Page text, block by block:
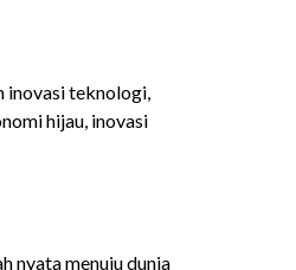
inovasi teknologi,
hijau, inovasi
nyata menuju dunia